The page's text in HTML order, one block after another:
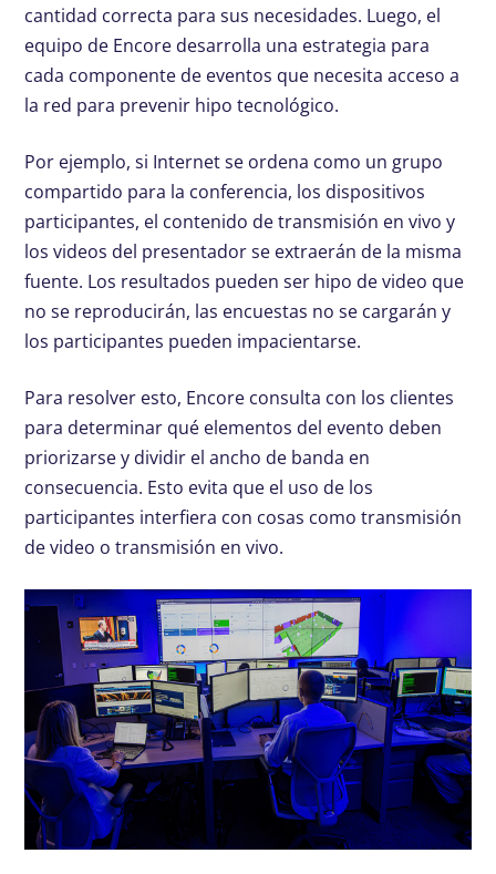
cantidad correcta para sus necesidades. Luego, el
equipo de Encore desarrolla una estrategia para
cada componente de eventos que necesita acceso a
la red para prevenir hipo tecnológico.
Por ejemplo, si Internet se ordena como un grupo
compartido para la conferencia, los dispositivos
participantes, el contenido de transmisión en vivo y
los videos del presentador se extraerán de la misma
fuente. Los resultados pueden ser hipo de video que
no se reproducirán, las encuestas no se cargarán y
los participantes pueden impacientarse.
Para resolver esto, Encore consulta con los clientes
para determinar qué elementos del evento deben
priorizarse y dividir el ancho de banda en
consecuencia. Esto evita que el uso de los
participantes interfiera con cosas como transmisión
de video o transmisión en vivo.